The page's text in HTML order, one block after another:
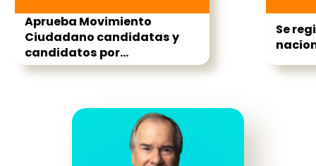
Aprueba Movimiento
Ciudadano candidatas y
candidatos por...
Se